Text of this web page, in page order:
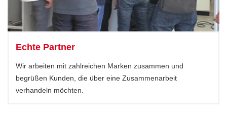
Echte Partner
Wir arbeiten mit zahlreichen Marken zusammen und
begrüßen Kunden, die über eine Zusammenarbeit
verhandeln möchten.